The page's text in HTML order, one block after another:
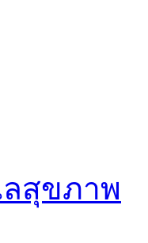
สุขภาพ